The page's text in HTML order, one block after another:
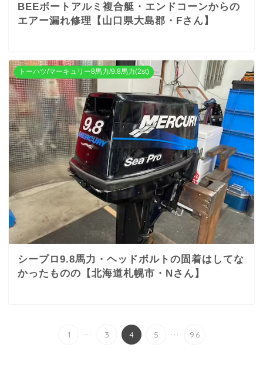
BEEボートアルミ複合艇・エンドコーンからの
エアー漏れ修理【山口県大島郡・Fさん】
トーハツ/マーキュリー8馬力/9.8馬力(2st)
シープロ9.8馬力・ヘッドボルトの固着はしてな
かったものの【北海道札幌市・Nさん】
1 ... 3 4 5 ... 96